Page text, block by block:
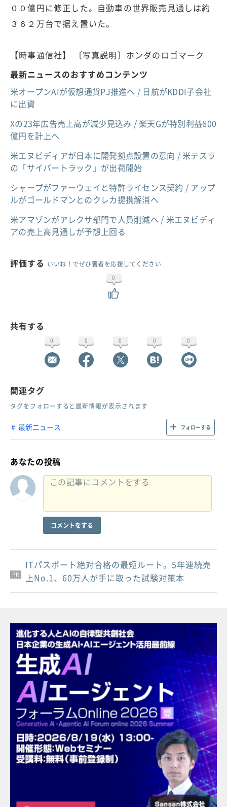
００億円に修正した。自動車の世界販売見通しは約
３６２万台で据え置いた。
【時事通信社】 〔写真説明〕ホンダのロゴマーク
最新ニュースのおすすめコンテンツ
米オープンAIが仮想通貨PJ推進へ / 日航がKDDI子会社
に出資
Xの23年広告売上高が減少見込み / 楽天Gが特別利益600
億円を計上へ
米エヌビディアが日本に開発拠点設置の意向 / 米テスラ
の「サイバートラック」が出荷開始
シャープがファーウェイと特許ライセンス契約 / アップ
ルがゴールドマンとのクレカ提携解消へ
米アマゾンがアレクサ部門で人員削減へ / 米エヌビディ
アの売上高見通しが予想上回る
評価する いいね！でぜひ著者を応援してください
0
共有する
0 0 0 0 0
関連タグ
タグをフォローすると最新情報が表示されます
最新ニュース フォローする
あなたの投稿
コメントをする
PR
PR
PR
ITパスポート絶対合格の最短ルート。5年連続売
上No.1、60万人が手に取った試験対策本